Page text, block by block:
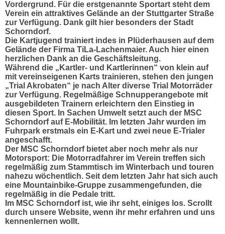
Vordergrund. Für die erstgenannte Sportart steht dem
Verein ein attraktives Gelände an der Stuttgarter Straße
zur Verfügung. Dank gilt hier besonders der Stadt
Schorndorf.
Die Kartjugend trainiert indes in Plüderhausen auf dem
Gelände der Firma TiLa-Lachenmaier. Auch hier einen
herzlichen Dank an die Geschäftsleitung.
Während die „Kartler- und Kartlerinnen“ von klein auf
mit vereinseigenen Karts trainieren, stehen den jungen
„Trial Akrobaten“ je nach Alter diverse Trial Motorräder
zur Verfügung. Regelmäßige Schnupperangebote mit
ausgebildeten Trainern erleichtern den Einstieg in
diesen Sport. In Sachen Umwelt setzt auch der MSC
Schorndorf auf E-Mobilität. Im letzten Jahr wurden im
Fuhrpark erstmals ein E-Kart und zwei neue E-Trialer
angeschafft.
Der MSC Schorndorf bietet aber noch mehr als nur
Motorsport: Die Motorradfahrer im Verein treffen sich
regelmäßig zum Stammtisch im Winterbach und touren
nahezu wöchentlich. Seit dem letzten Jahr hat sich auch
eine Mountainbike-Gruppe zusammengefunden, die
regelmäßig in die Pedale tritt.
Im MSC Schorndorf ist, wie ihr seht, einiges los. Scrollt
durch unsere Website, wenn ihr mehr erfahren und uns
kennenlernen wollt.